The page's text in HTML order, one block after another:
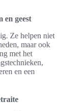
en geest
Ze helpen niet
maar ook
met het
en een